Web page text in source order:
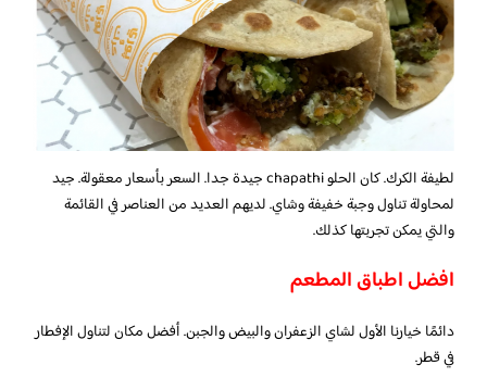
لطيفة الكرك. كان الحلو chapathi جيدة جدا. السعر بأسعار معقولة. جيد
لمحاولة تناول وجبة خفيفة وشاي. لديهم العديد من العناصر في القائمة
والتي يمكن تجربتها كذلك.
افضل اطباق المطعم
دائمًا خيارنا الأول لشاي الزعفران والبيض والجبن. أفضل مكان لتناول الإفطار
في قطر.